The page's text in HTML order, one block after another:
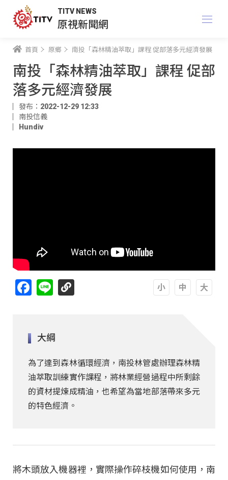
TITV NEWS
原視新聞網
首頁 原鄉 南投「森林精油萃取」課程 促部落多元經濟發展
南投「森林精油萃取」課程 促部
落多元經濟發展
發布：2022-12-29 12:33
南投信義
Hundiv
Facebook
Line
大綱
為了達到森林循環經濟，南投林管處辦理森林精
油萃取訓練實作課程，將林業經營過程中所剩餘
的資材提煉成精油，也希望為當地部落帶來多元
的特色經濟。
將木頭放入機器裡，實際操作碎枝機如何使用，南